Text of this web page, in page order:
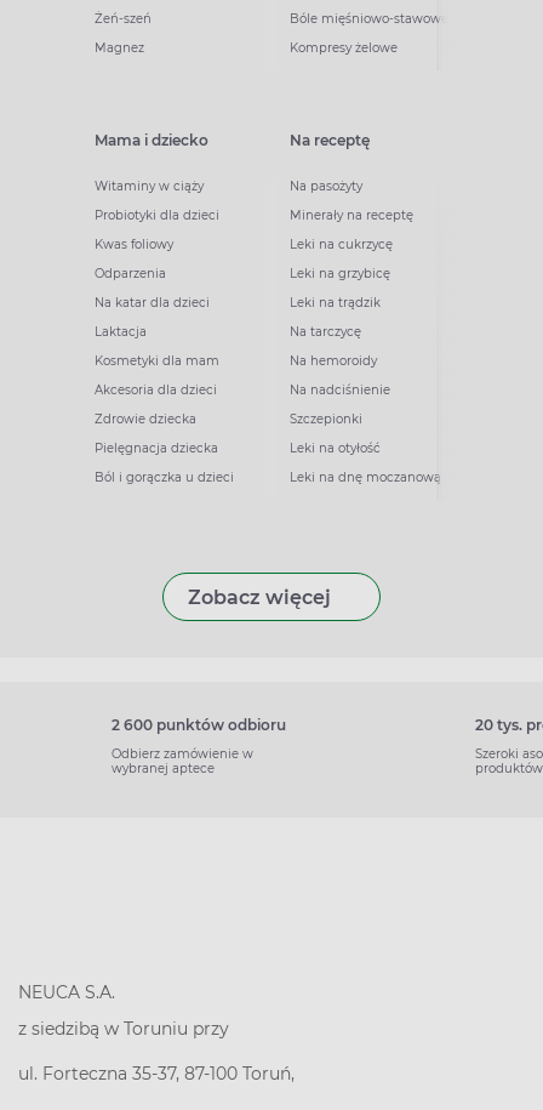
Żeń-szeń
Magnez
Bóle mięśniowo-stawowe
Kompresy żelowe
Mama i dziecko
Witaminy w ciąży
Probiotyki dla dzieci
Kwas foliowy
Odparzenia
Na katar dla dzieci
Laktacja
Kosmetyki dla mam
Akcesoria dla dzieci
Zdrowie dziecka
Pielęgnacja dziecka
Ból i gorączka u dzieci
Na receptę
Na pasożyty
Minerały na receptę
Leki na cukrzycę
Leki na grzybicę
Leki na trądzik
Na tarczycę
Na hemoroidy
Na nadciśnienie
Szczepionki
Leki na otyłość
Leki na dnę moczanową
Zobacz więcej
2 600 punktów odbioru
Odbierz zamówienie w
wybranej aptece
20 tys.
Szeroki
produktów
NEUCA S.A.
z siedzibą w Toruniu przy
ul. Forteczna 35-37, 87-100 Toruń,